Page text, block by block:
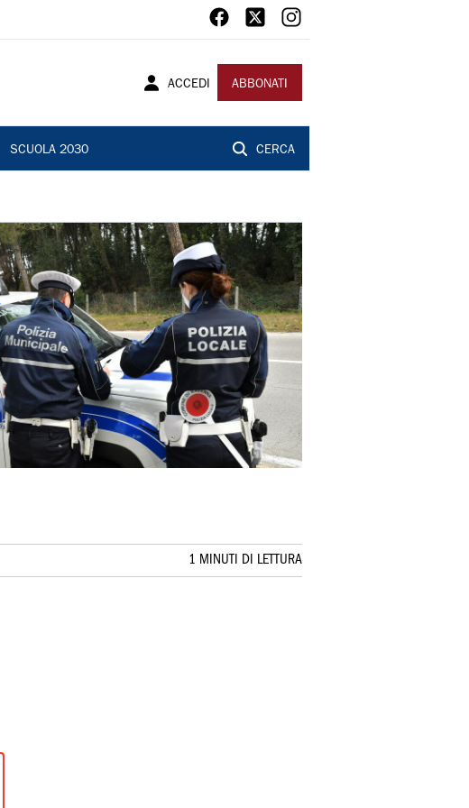
ACCEDI ABBONATI
SCUOLA 2030 CERCA
1 MINUTI DI LETTURA